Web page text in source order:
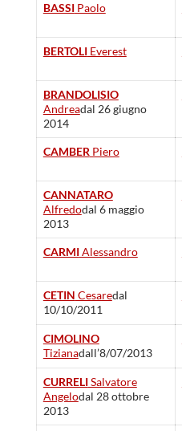
BASSIPaolo
BERTOLIEverest
BRANDOLISIO
Andreadal 26 giugno
2014
CAMBER Piero
CANNATARO
Alfredodal 6 maggio
2013
CARMIAlessandro
CETIN Cesaredal
10/10/2011
CIMOLINO
Tizianadall’8/07/2013
CURRELISalvatore
Angelodal 28 ottobre
2013